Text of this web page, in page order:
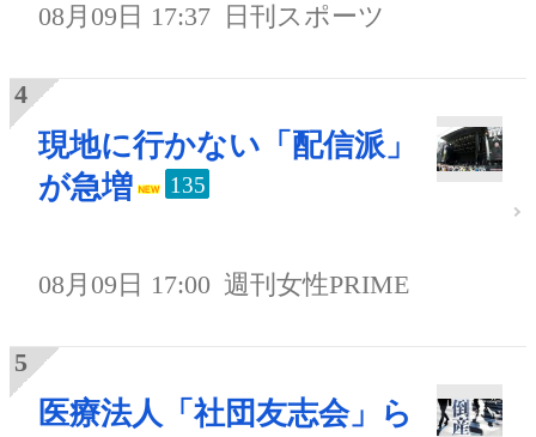
08月09日 17:37 日刊スポーツ
現地に行かない「配信派」
が急増
135
08月09日 17:00 週刊女性PRIME
医療法人「社団友志会」ら